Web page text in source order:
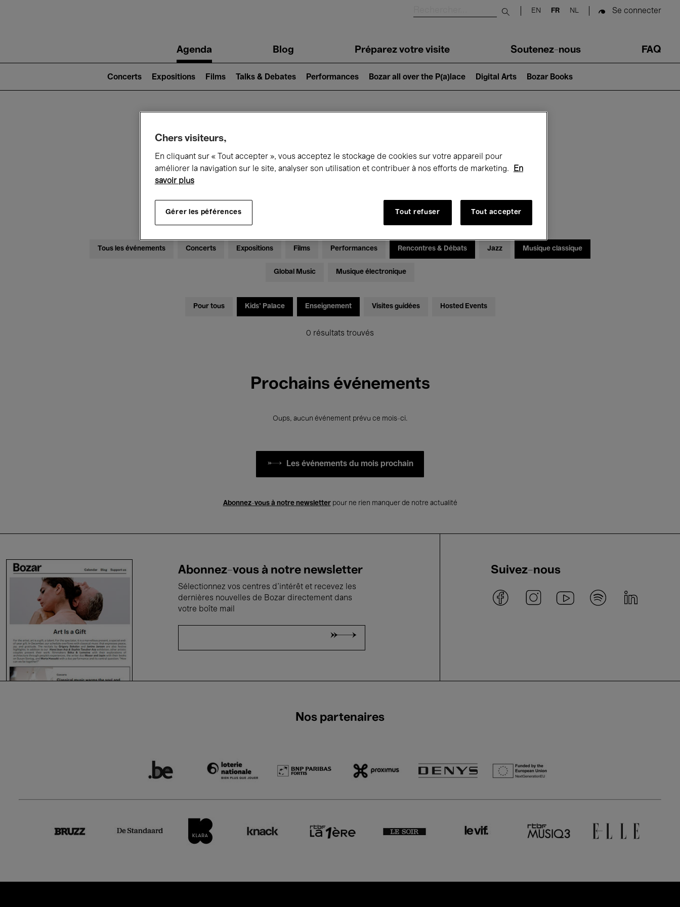
Submit search
EN FR NL Se connecter
navigationAgenda Blog Préparez votre visite Soutenez-nous FAQ
2)
Concerts Expositions Films Talks & Debates Performances Bozar all over the P(a)lace Digital Arts Bozar Books
Ce qui se passe à Bozar
Tous les événements Concerts Expositions Films Performances Rencontres & Débats Jazz Musique classique
Global Music Musique électronique
Pour tous Kids’ Palace Enseignement Visites guidées Hosted Events
0 résultats trouvés
Prochains événements
Oups, aucun événement prévu ce mois-ci.
Les événements du mois prochain
Abonnez-vous à notre newsletterpour ne rien manquer de notre actualité
Abonnez-vous à notre newsletter
Sélectionnez vos centres d'intérêt et recevez les
dernières nouvelles de Bozar directement dans
votre boîte mail
Suivez-nous
Nos partenaires
Chers visiteurs,
En cliquant sur « Tout accepter », vous acceptez le stockage de cookies sur votre appareil pour
améliorer la navigation sur le site, analyser son utilisation et contribuer à nos efforts de marketing.
En
savoir plus
Gérer les péférences Tout refuser Tout accepter